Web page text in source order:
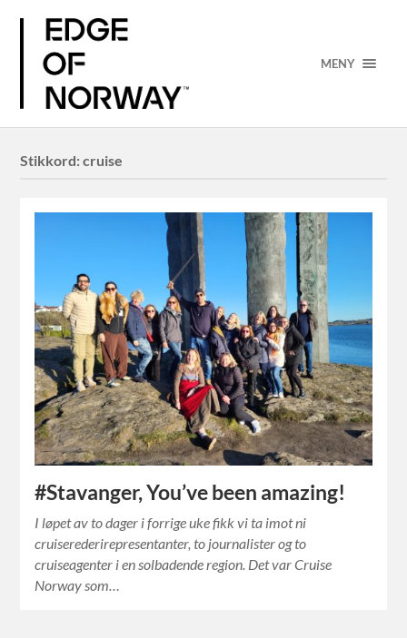
MENY
Stikkord:cruise
#Stavanger, You’ve been amazing!
I løpet av to dager i forrige uke fikk vi ta imot ni
cruiserederirepresentanter, to journalister og to
cruiseagenter i en solbadende region. Det var Cruise
Norway som…